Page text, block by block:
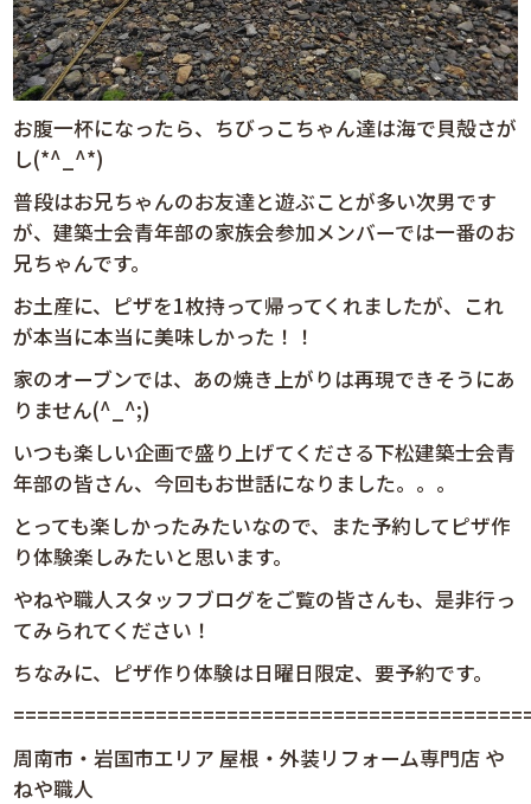
お腹一杯になったら、ちびっこちゃん達は海で貝殻さが
し(*^_^*)
普段はお兄ちゃんのお友達と遊ぶことが多い次男です
が、建築士会青年部の家族会参加メンバーでは一番のお
兄ちゃんです。
お土産に、ピザを1枚持って帰ってくれましたが、これ
が本当に本当に美味しかった！！
家のオーブンでは、あの焼き上がりは再現できそうにあ
りません(^_^;)
いつも楽しい企画で盛り上げてくださる下松建築士会青
年部の皆さん、今回もお世話になりました。。。
とっても楽しかったみたいなので、また予約してピザ作
り体験楽しみたいと思います。
やねや職人スタッフブログをご覧の皆さんも、是非行っ
てみられてください！
ちなみに、ピザ作り体験は日曜日限定、要予約です。
周南市・岩国市エリア 屋根・外装リフォーム専門店 や
ねや職人